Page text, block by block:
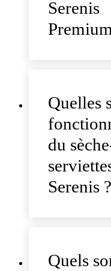
Serenis
Quelles
du
Serenis ?
Quels